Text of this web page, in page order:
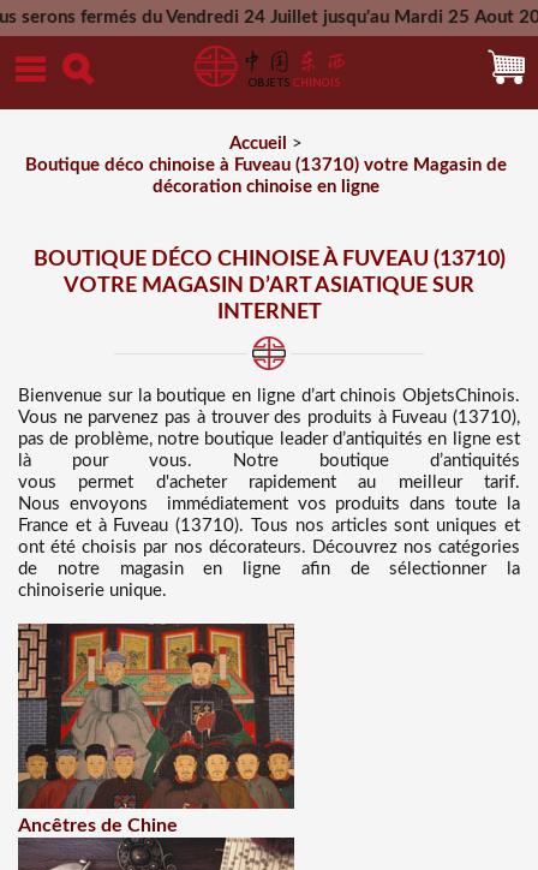
du Vendredi 24 Juillet jusqu'au Mardi 25 Aout 2026 -
Mercredi 26 Aout 2026
Accueil
>
Boutique déco chinoise à Fuveau (13710) votre Magasin de
décoration chinoise en ligne
BOUTIQUE DÉCO CHINOISE À FUVEAU (13710)
VOTRE MAGASIN D’ART ASIATIQUE SUR
INTERNET
Bienvenue sur la boutique en ligne d’art chinois ObjetsChinois.
Vous ne parvenez pas à trouver des produits à Fuveau (13710),
pas de problème, notre boutique leader d’antiquités en ligne est
là pour vous. Notre boutique d’antiquités
vous permet d'acheter rapidement au meilleur tarif.
Nous envoyons immédiatement vos produits dans toute la
France et à Fuveau (13710). Tous nos articles sont uniques et
ont été choisis par nos décorateurs. Découvrez nos catégories
de notre magasin en ligne afin de sélectionner la
chinoiserie unique.
Ancêtres de Chine